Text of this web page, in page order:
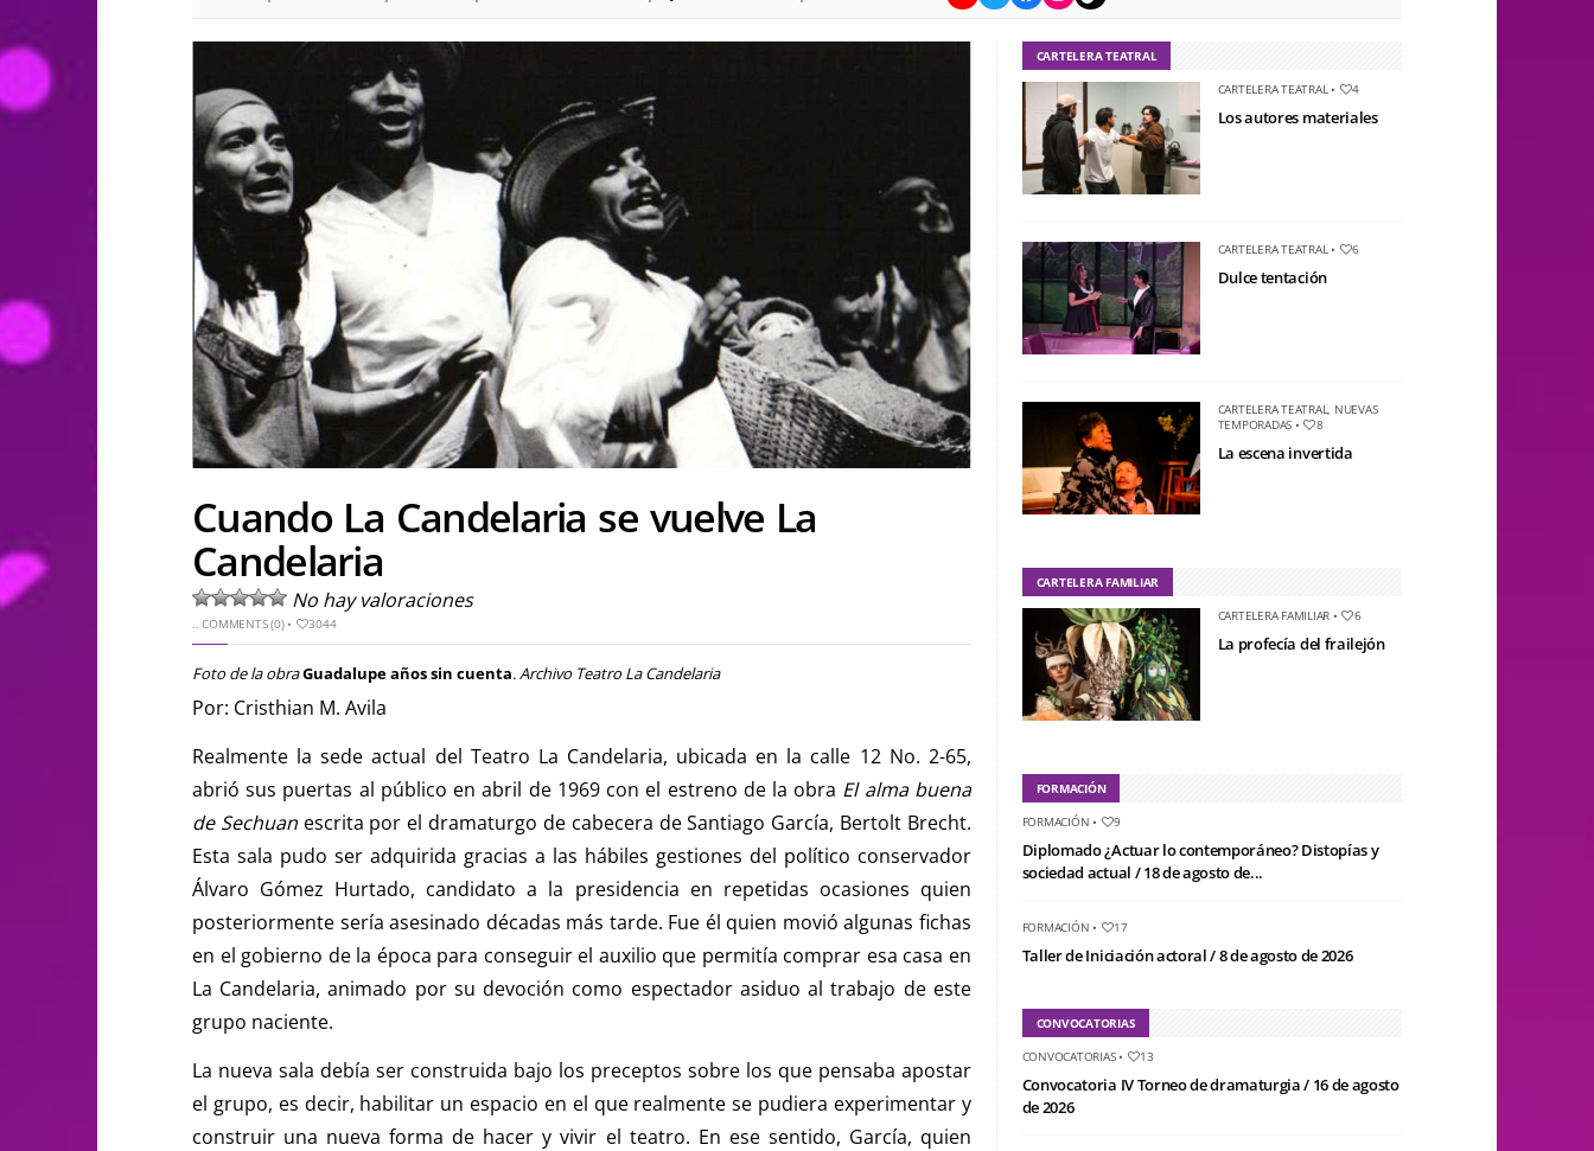
Cuando La Candelaria se vuelve La
Candelaria
No hay valoraciones
..COMMENTS (0)• 3044
Foto de la obraGuadalupe años sin cuenta. Archivo Teatro La Candelaria
Por: Cristhian M. Avila
Realmente la sede actual del Teatro La Candelaria, ubicada en la calle 12 No. 2-65,
abrió sus puertas al público en abril de 1969 con el estreno de la obra El alma buena
de Sechuanescrita por el dramaturgo de cabecera de Santiago García, Bertolt Brecht.
Esta sala pudo ser adquirida gracias a las hábiles gestiones del político conservador
Álvaro Gómez Hurtado, candidato a la presidencia en repetidas ocasiones quien
posteriormente sería asesinado décadas más tarde. Fue él quien movió algunas fichas
en el gobierno de la época para conseguir el auxilio que permitía comprar esa casa en
La Candelaria, animado por su devoción como espectador asiduo al trabajo de este
grupo naciente.
La nueva sala debía ser construida bajo los preceptos sobre los que pensaba apostar
el grupo, es decir, habilitar un espacio en el que realmente se pudiera experimentar y
construir una nueva forma de hacer y vivir el teatro. En ese sentido, García, quien
CARTELERA TEATRAL
CARTELERA TEATRAL• 4
Los autores materiales
CARTELERA TEATRAL• 6
Dulce tentación
CARTELERA TEATRAL, NUEVAS
TEMPORADAS • 8
La escena invertida
CARTELERA FAMILIAR
CARTELERA FAMILIAR • 6
La profecía del frailejón
FORMACIÓN
FORMACIÓN • 9
Diplomado ¿Actuar lo contemporáneo? Distopías y
sociedad actual / 18 de agosto de...
FORMACIÓN • 17
Taller de Iniciación actoral / 8 de agosto de 2026
CONVOCATORIAS
CONVOCATORIAS• 13
Convocatoria IV Torneo de dramaturgia / 16 de agosto
de 2026